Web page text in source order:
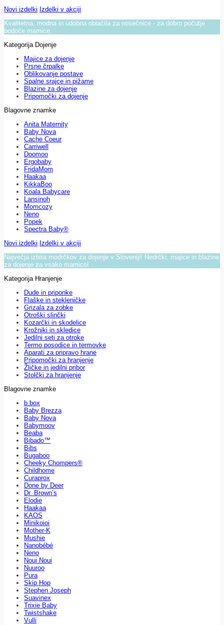
Novi izdelki Izdelki v akciji
Kvalitetna, modna in udobna oblačila za nosečnice - za dobro počutje
bodoče mamice.
Kategorija Dojenje
Majice za dojenje
Prsne črpalke
Oblikovanje postave
Spalne srajce in pižame
Blazine za dojenje
Pripomočki za dojenje
Blagovne znamke
Anita Maternity
Baby Nova
Cache Coeur
Carriwell
Doomoo
Ergobaby
FridaMom
Haakaa
KikkaBoo
Koala Babycare
Lansinoh
Momcozy
Neno
Popek
Spectra Baby®
Novi izdelki Izdelki v akciji
Največja izbira modrčkov za dojenje v Sloveniji! Nedrčki, majice in blazine
za dojenje za vsako mamico!
Kategorija Hranjenje
Dude in priponke
Flaške in stekleničke
Grizala za zobke
Otroški slinčki
Kozarčki in skodelice
Krožniki in skledice
Jedilni seti za otroke
Termo posodice in termovke
Aparati za pripravo hrane
Pripomočki za hranjenje
Žličke in jedilni pribor
Stolčki za hranjenje
Blagovne znamke
b.box
Baby Brezza
Baby Nova
Babymoov
Beaba
Bibado™
Bibs
Bugaboo
Cheeky Chompers®
Childhome
Curaprox
Done by Deer
Dr. Brown’s
Elodie
Haakaa
KAOS
Minikoioi
Mother-K
Mushie
Nanobébé
Neno
Noui Noui
Nuuroo
Pura
Skip Hop
Stephen Joseph
Suavinex
Trixie Baby
Twistshake
Vulli